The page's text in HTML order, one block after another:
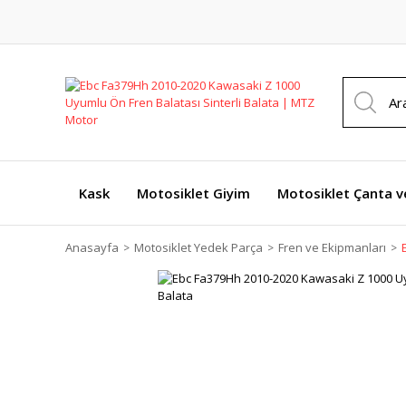
Kask Motosiklet Giyim Motosiklet Çanta
Anasayfa Motosiklet Yedek Parça Fren ve Ekipmanları